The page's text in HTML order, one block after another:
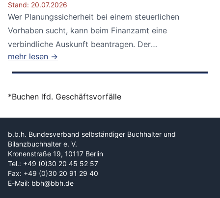
Stand: 20.07.2026
Wer Planungssicherheit bei einem steuerlichen
Vorhaben sucht, kann beim Finanzamt eine
verbindliche Auskunft beantragen. Der
Bundesfinanzhof...
mehr lesen →
*Buchen lfd. Geschäftsvorfälle
b.b.h. Bundesverband selbständiger Buchhalter und
Bilanzbuchhalter e. V.
Kronenstraße 19, 10117 Berlin
Tel.: +49 (0)30 20 45 52 57
Fax: +49 (0)30 20 91 29 40
E-Mail: bbh@bbh.de